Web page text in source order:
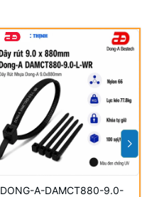
DONG-A-DAMCT880-9.0-